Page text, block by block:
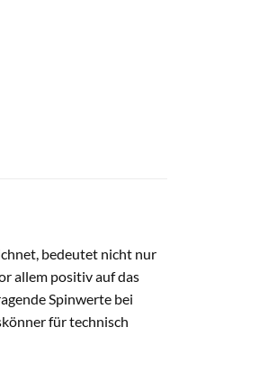
bedeutet nicht nur
allem positiv auf das
Spinwerte bei
für technisch